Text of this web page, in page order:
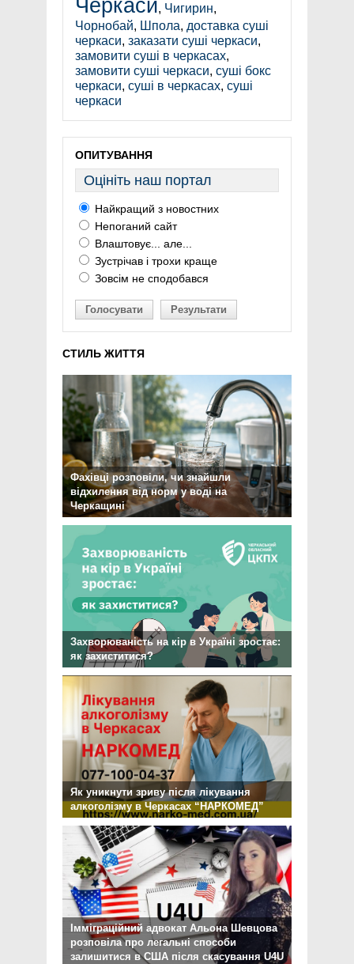
Черкаси, Чигирин,
Чорнобай, Шпола, доставка суші
черкаси, заказати суші черкаси,
замовити суші в черкасах,
замовити суші черкаси, суші бокс
черкаси, суші в черкасах, суші
черкаси
ОПИТУВАННЯ
Оцініть наш портал
Найкращий з новостних
Непоганий сайт
Влаштовує... але...
Зустрічав і трохи краще
Зовсім не сподобався
Голосувати Результати
СТИЛЬ ЖИТТЯ
Фахівці розповіли, чи знайшли
відхилення від норм у воді на
Черкащині
Захворюваність на кір в Україні зростає:
як захиститися?
Як уникнути зриву після лікування
алкоголізму в Черкасах “НАРКОМЕД”
Імміграційний адвокат Альона Шевцова
розповіла про легальні способи
залишитися в США після скасування U4U